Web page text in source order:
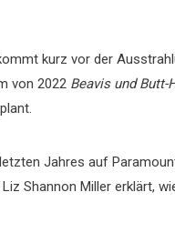
kurz vor der
von 2022 Beavis und Butt-
Jahres auf
Shannon Miller erklärt,